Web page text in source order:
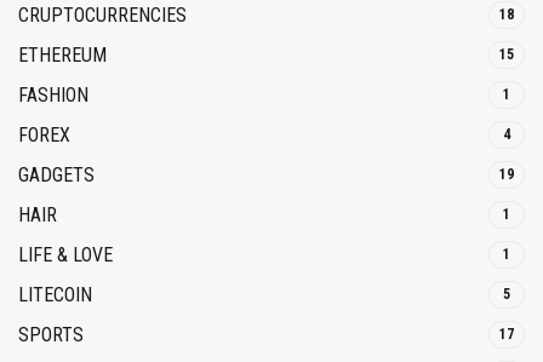
CRUPTOCURRENCIES 18
ETHEREUM 15
FASHION 1
FOREX 4
GADGETS 19
HAIR 1
LIFE & LOVE 1
LITECOIN 5
SPORTS 17